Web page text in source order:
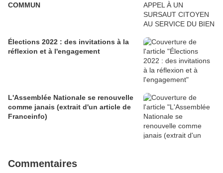
COMMUN
Élections 2022 : des invitations à la
réflexion et à l'engagement
L'Assemblée Nationale se renouvelle
comme janais (extrait d'un article de
Franceinfo)
Commentaires